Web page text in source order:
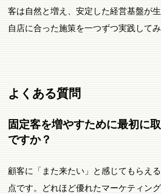
客は自然と増え、安定した経営基盤が
自店に合った施策を一つずつ実践してみ
よくある質問
固定客を増やすために最初に
ですか？
顧客に「また来たい」と感じてもらえ
点です。どれほど優れたマーケティン